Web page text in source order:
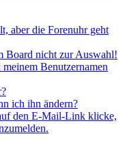
aber die Forenuhr geht
Board nicht zur Auswahl!
Benutzernamen
ich ihn ändern?
den E-Mail-Link klicke,